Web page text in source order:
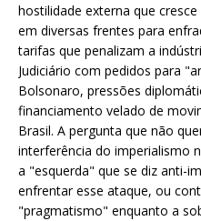
hostilidade externa que
em diversas frentes para
tarifas que penalizam a
Judiciário com pedidos para
Bolsonaro, pressões
financiamento velado de
Brasil. A pergunta que não
interferência do imperialismo
a "esquerda" que se diz anti-
enfrentar esse ataque, ou
"pragmatismo" enquanto a